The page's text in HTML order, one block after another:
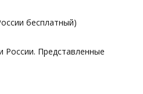
бесплатный)
России. Представленные